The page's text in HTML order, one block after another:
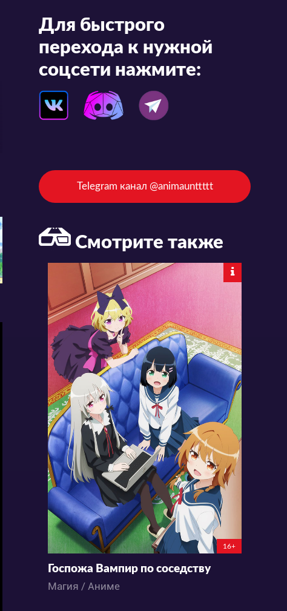
Для быстрого
перехода к нужной
соцсети нажмите:
Telegram канал @animaunttttt
Смотрите также
16+
Госпожа Вампир по соседству
Магия / Аниме